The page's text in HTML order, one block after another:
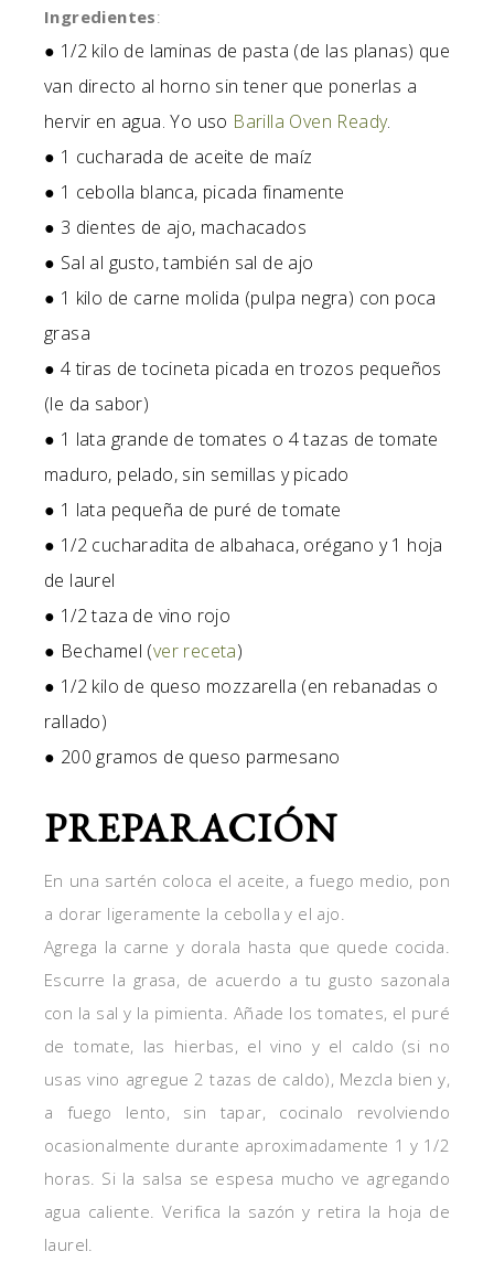
Ingredientes:
● 1/2 kilo de laminas de pasta (de las planas) que
van directo al horno sin tener que ponerlas a
hervir en agua. Yo uso Barilla Oven Ready.
● 1 cucharada de aceite de maíz
● 1 cebolla blanca, picada finamente
● 3 dientes de ajo, machacados
● Sal al gusto, también sal de ajo
● 1 kilo de carne molida (pulpa negra) con poca
grasa
● 4 tiras de tocineta picada en trozos pequeños
(le da sabor)
● 1 lata grande de tomates o 4 tazas de tomate
maduro, pelado, sin semillas y picado
● 1 lata pequeña de puré de tomate
● 1/2 cucharadita de albahaca, orégano y 1 hoja
de laurel
● 1/2 taza de vino rojo
● Bechamel (ver receta)
● 1/2 kilo de queso mozzarella (en rebanadas o
rallado)
● 200 gramos de queso parmesano
PREPARACIÓN
En una sartén coloca el aceite, a fuego medio, pon
a dorar ligeramente la cebolla y el ajo.
Agrega la carne y dorala hasta que quede cocida.
Escurre la grasa, de acuerdo a tu gusto sazonala
con la sal y la pimienta. Añade los tomates, el puré
de tomate, las hierbas, el vino y el caldo (si no
usas vino agregue 2 tazas de caldo), Mezcla bien y,
a fuego lento, sin tapar, cocinalo revolviendo
ocasionalmente durante aproximadamente 1 y 1/2
horas. Si la salsa se espesa mucho ve agregando
agua caliente. Verifica la sazón y retira la hoja de
laurel.